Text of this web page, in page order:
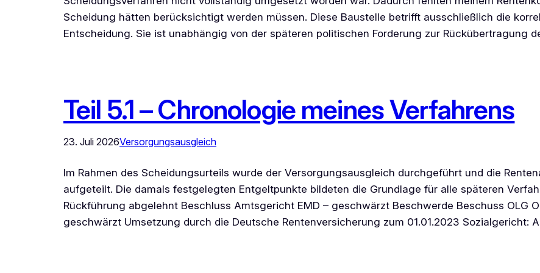
Scheidung hätten berücksichtigt werden müssen. Diese Baustelle betrifft ausschließlich die
Entscheidung. Sie ist unabhängig von der späteren politischen Forderung zur Rückübertragung
Teil 5.1 – Chronologie meines Verfahrens
23. Juli 2026Versorgungsausgleich
Im Rahmen des Scheidungsurteils wurde der Versorgungsausgleich durchgeführt und die
aufgeteilt. Die damals festgelegten Entgeltpunkte bildeten die Grundlage für alle späteren
Rückführung abgelehnt Beschluss Amtsgericht EMD – geschwärzt Beschwerde Beschuss OLG
geschwärzt Umsetzung durch die Deutsche Rentenversicherung zum 01.01.2023 Sozialgericht: